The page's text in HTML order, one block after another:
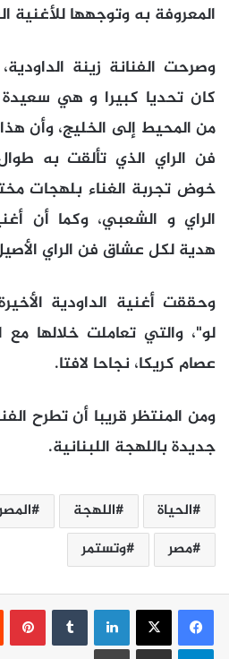
المعروفة به وتوجهها للأغنية
وصرحت الفنانة زينة
كان تحديا كبيرا و هي سعيدة
من المحيط إلى الخليج، وأن
فن الراي الذي تألقت به
خوض تجربة الغناء بلهجات
الراي و الشعبي، وكما أن
هدية لكل عشاق فن الراي
وحققت أغنية الداودية
لو"، والتي تعاملت خلالها مع
عصام كريكا، نجاحا لافتا.
ومن المنتظر قريبا أن تطرح
جديدة باللهجة اللبنانية.
الحياة اللهجة
مصر
وتستمر
لينكدإن
تيلقرام مشاركة عبر البريد طباعة